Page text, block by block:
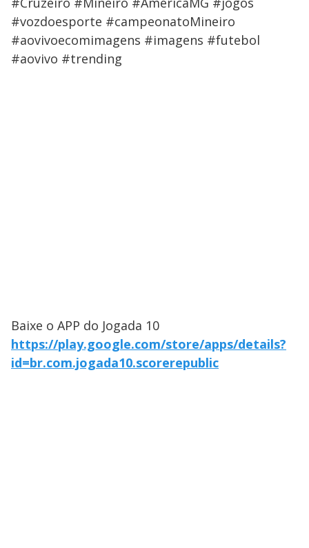
#vozdoesporte #campeonatoMineiro
#aovivoecomimagens #imagens #futebol
#aovivo #trending
Baixe o APP do Jogada 10
https://play.google.com/store/apps/details?
id=br.com.jogada10.scorerepublic